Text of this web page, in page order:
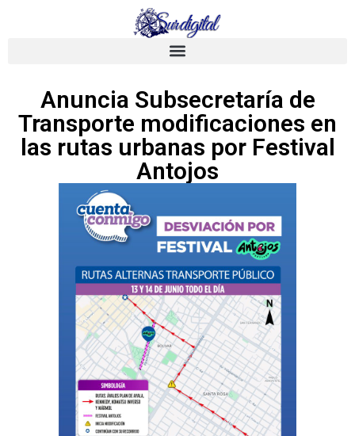
Anuncia Subsecretaría de
Transporte modificaciones en
las rutas urbanas por Festival
Antojos